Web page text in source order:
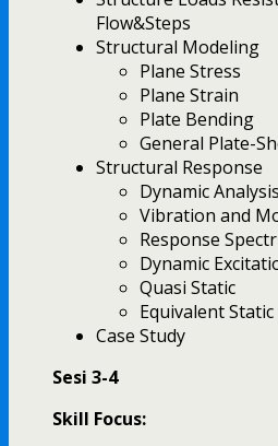
Flow&Steps
Structural Modeling
Plane Stress
Plane Strain
Plate Bending
General Plate-
Structural Response
Dynamic Analysis
Vibration and
Response
Dynamic
Quasi Static
Equivalent Static
Case Study
Sesi 3-4
Skill Focus: